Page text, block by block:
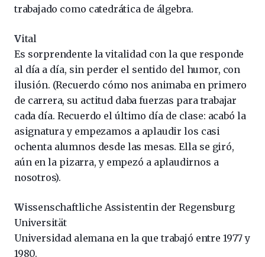
trabajado como catedrática de álgebra.
Vital
Es sorprendente la vitalidad con la que responde
al día a día, sin perder el sentido del humor, con
ilusión. (Recuerdo cómo nos animaba en primero
de carrera, su actitud daba fuerzas para trabajar
cada día. Recuerdo el último día de clase: acabó la
asignatura y empezamos a aplaudir los casi
ochenta alumnos desde las mesas. Ella se giró,
aún en la pizarra, y empezó a aplaudirnos a
nosotros).
Wissenschaftliche Assistentin der Regensburg
Universität
Universidad alemana en la que trabajó entre 1977 y
1980.